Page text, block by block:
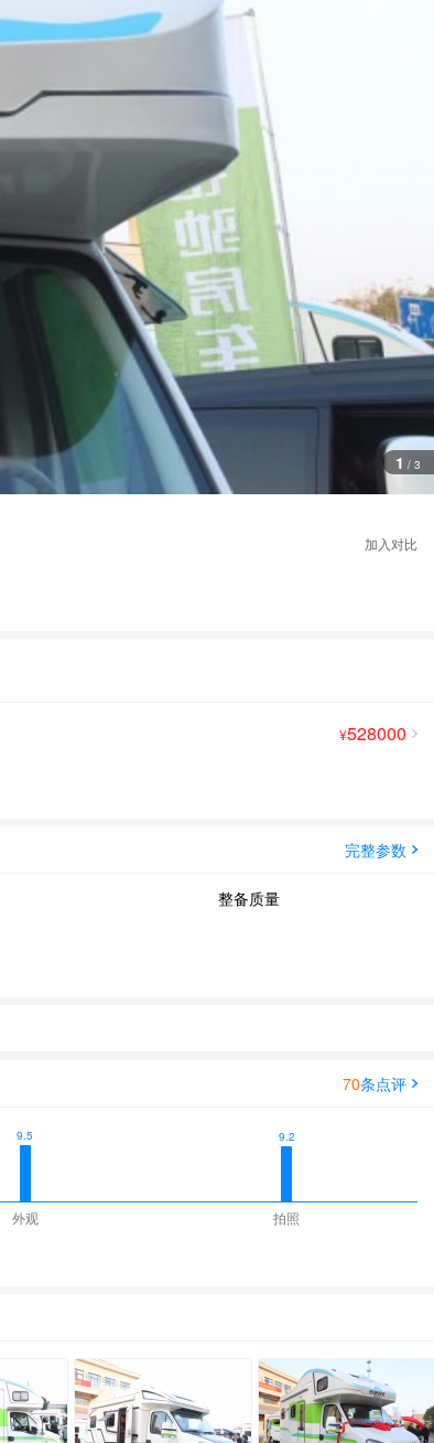
1 / 3
¥528000
完整参数
整备质量
70条点评
9.5
外观
9.2
拍照